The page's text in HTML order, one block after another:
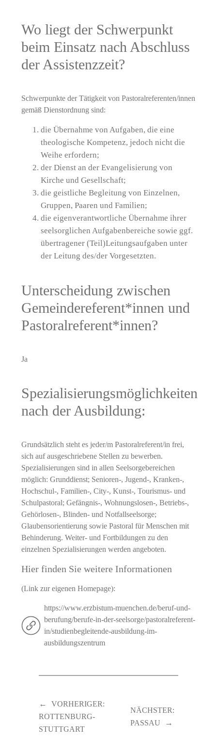
Wo liegt der Schwerpunkt
beim Einsatz nach Abschluss
der Assistenzzeit?
Schwerpunkte der Tätigkeit von Pastoralreferenten/innen
gemäß Dienstordnung sind:
die Übernahme von Aufgaben, die eine
theologische Kompetenz, jedoch nicht die
Weihe erfordern;
der Dienst an der Evangelisierung von
Kirche und Gesellschaft;
die geistliche Begleitung von Einzelnen,
Gruppen, Paaren und Familien;
die eigenverantwortliche Übernahme ihrer
seelsorglichen Aufgabenbereiche sowie ggf.
übertragener (Teil)Leitungsaufgaben unter
der Leitung des/der Vorgesetzten.
Unterscheidung zwischen
Gemeindereferent*innen und
Pastoralreferent*innen?
Ja
Spezialisierungsmöglichkeiten
nach der Ausbildung:
Grundsätzlich steht es jeder/m Pastoralreferent/in frei,
sich auf ausgeschriebene Stellen zu bewerben.
Spezialisierungen sind in allen Seelsorgebereichen
möglich: Grunddienst; Senioren-, Jugend-, Kranken-,
Hochschul-, Familien-, City-, Kunst-, Tourismus- und
Schulpastoral; Gefängnis-, Wohnungslosen-, Betriebs-,
Gehörlosen-, Blinden- und Notfallseelsorge;
Glaubensorientierung sowie Pastoral für Menschen mit
Behinderung. Weiter- und Fortbildungen zu den
einzelnen Spezialisierungen werden angeboten.
Hier finden Sie weitere Informationen
(Link zur eigenen Homepage):
https://www.erzbistum-muenchen.de/beruf-und-
berufung/berufe-in-der-seelsorge/pastoralreferent-
in/studienbegleitende-ausbildung-im-
ausbildungszentrum
←
VORHERIGER:
ROTTENBURG-
STUTTGART
NÄCHSTER:
PASSAU
→